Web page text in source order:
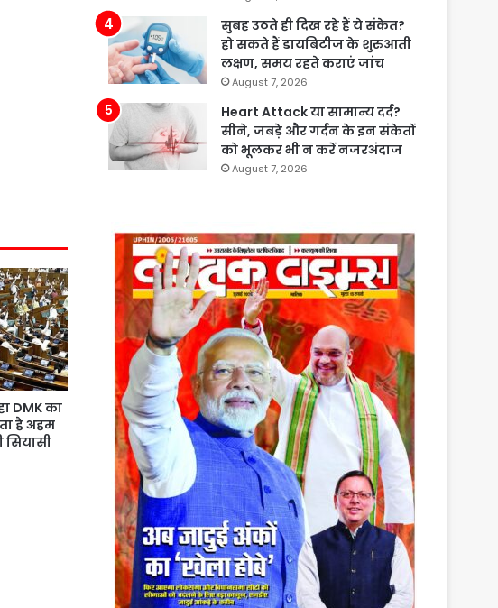
DMK का
है अहम
सुबह उठते ही दिख रहे हैं ये संकेत?
हो सकते हैं डायबिटीज के शुरुआती
लक्षण, समय रहते कराएं जांच
August 7, 2026
Heart Attack या सामान्य दर्द?
सीने, जबड़े और गर्दन के इन संकेतों
को भूलकर भी न करें नजरअंदाज
August 7, 2026